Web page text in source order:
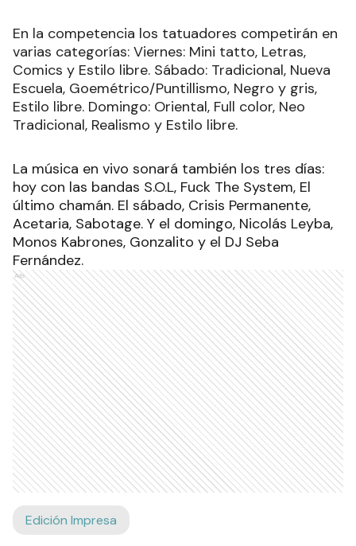
En la competencia los tatuadores competirán en
varias categorías: Viernes: Mini tatto, Letras,
Comics y Estilo libre. Sábado: Tradicional, Nueva
Escuela, Goemétrico/Puntillismo, Negro y gris,
Estilo libre. Domingo: Oriental, Full color, Neo
Tradicional, Realismo y Estilo libre.
La música en vivo sonará también los tres días:
hoy con las bandas S.O.L, Fuck The System, El
último chamán. El sábado, Crisis Permanente,
Acetaria, Sabotage. Y el domingo, Nicolás Leyba,
Monos Kabrones, Gonzalito y el DJ Seba
Fernández.
Ads
Edición Impresa